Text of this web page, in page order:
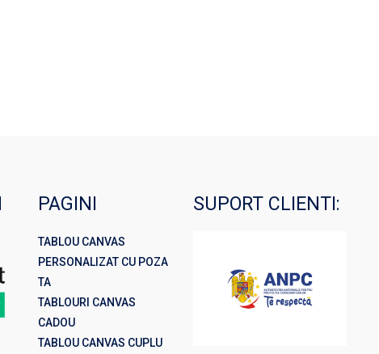
PAGINI
TABLOU CANVAS
PERSONALIZAT CU POZA
TA
TABLOURI CANVAS
CADOU
TABLOU CANVAS CUPLU
SUPORT CLIENTI: